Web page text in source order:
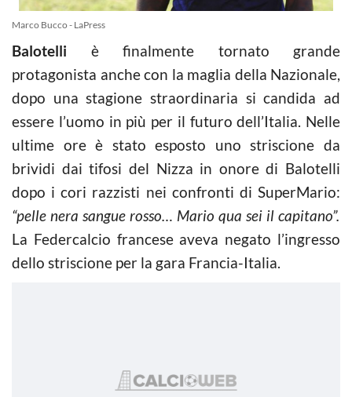
Marco Bucco - LaPress
Balotelli è finalmente tornato grande
protagonista anche con la maglia della Nazionale,
dopo una stagione straordinaria si candida ad
essere l’uomo in più per il futuro dell’Italia. Nelle
ultime ore è stato esposto uno striscione da
brividi dai tifosi del Nizza in onore di Balotelli
dopo i cori razzisti nei confronti di SuperMario:
“pelle nera sangue rosso… Mario qua sei il capitano”.
La Federcalcio francese aveva negato l’ingresso
dello striscione per la gara Francia-Italia.